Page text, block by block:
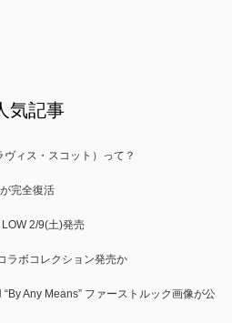
気記事
ィス・スコット）って？
完全復活
2/9(土)発売
ラボコレクション発売か
Any Means” ファーストルック画像が公